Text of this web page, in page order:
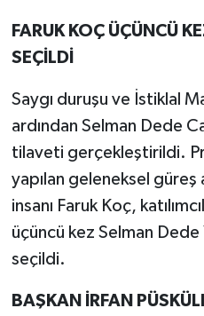
FARUK KOÇ ÜÇÜNCÜ
SEÇİLDİ
Saygı duruşu ve İstiklal
ardından Selman Dede
tilaveti gerçekleştirildi.
yapılan geleneksel güreş
insanı Faruk Koç,
üçüncü kez Selman Dede
seçildi.
BAŞKAN İRFAN